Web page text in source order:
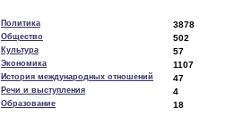
Политика 3878
Общество 502
Культура 57
Экономика 1107
История международных отношений 47
Речи и выступления 4
Образование 18